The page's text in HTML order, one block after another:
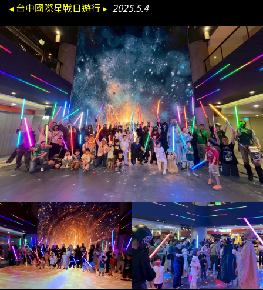
◂ 台中國際星戰日遊行 ▸ 2025.5.4